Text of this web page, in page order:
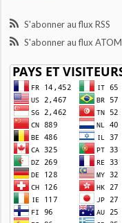
S'abonner au flux RSS
S'abonner au flux ATOM